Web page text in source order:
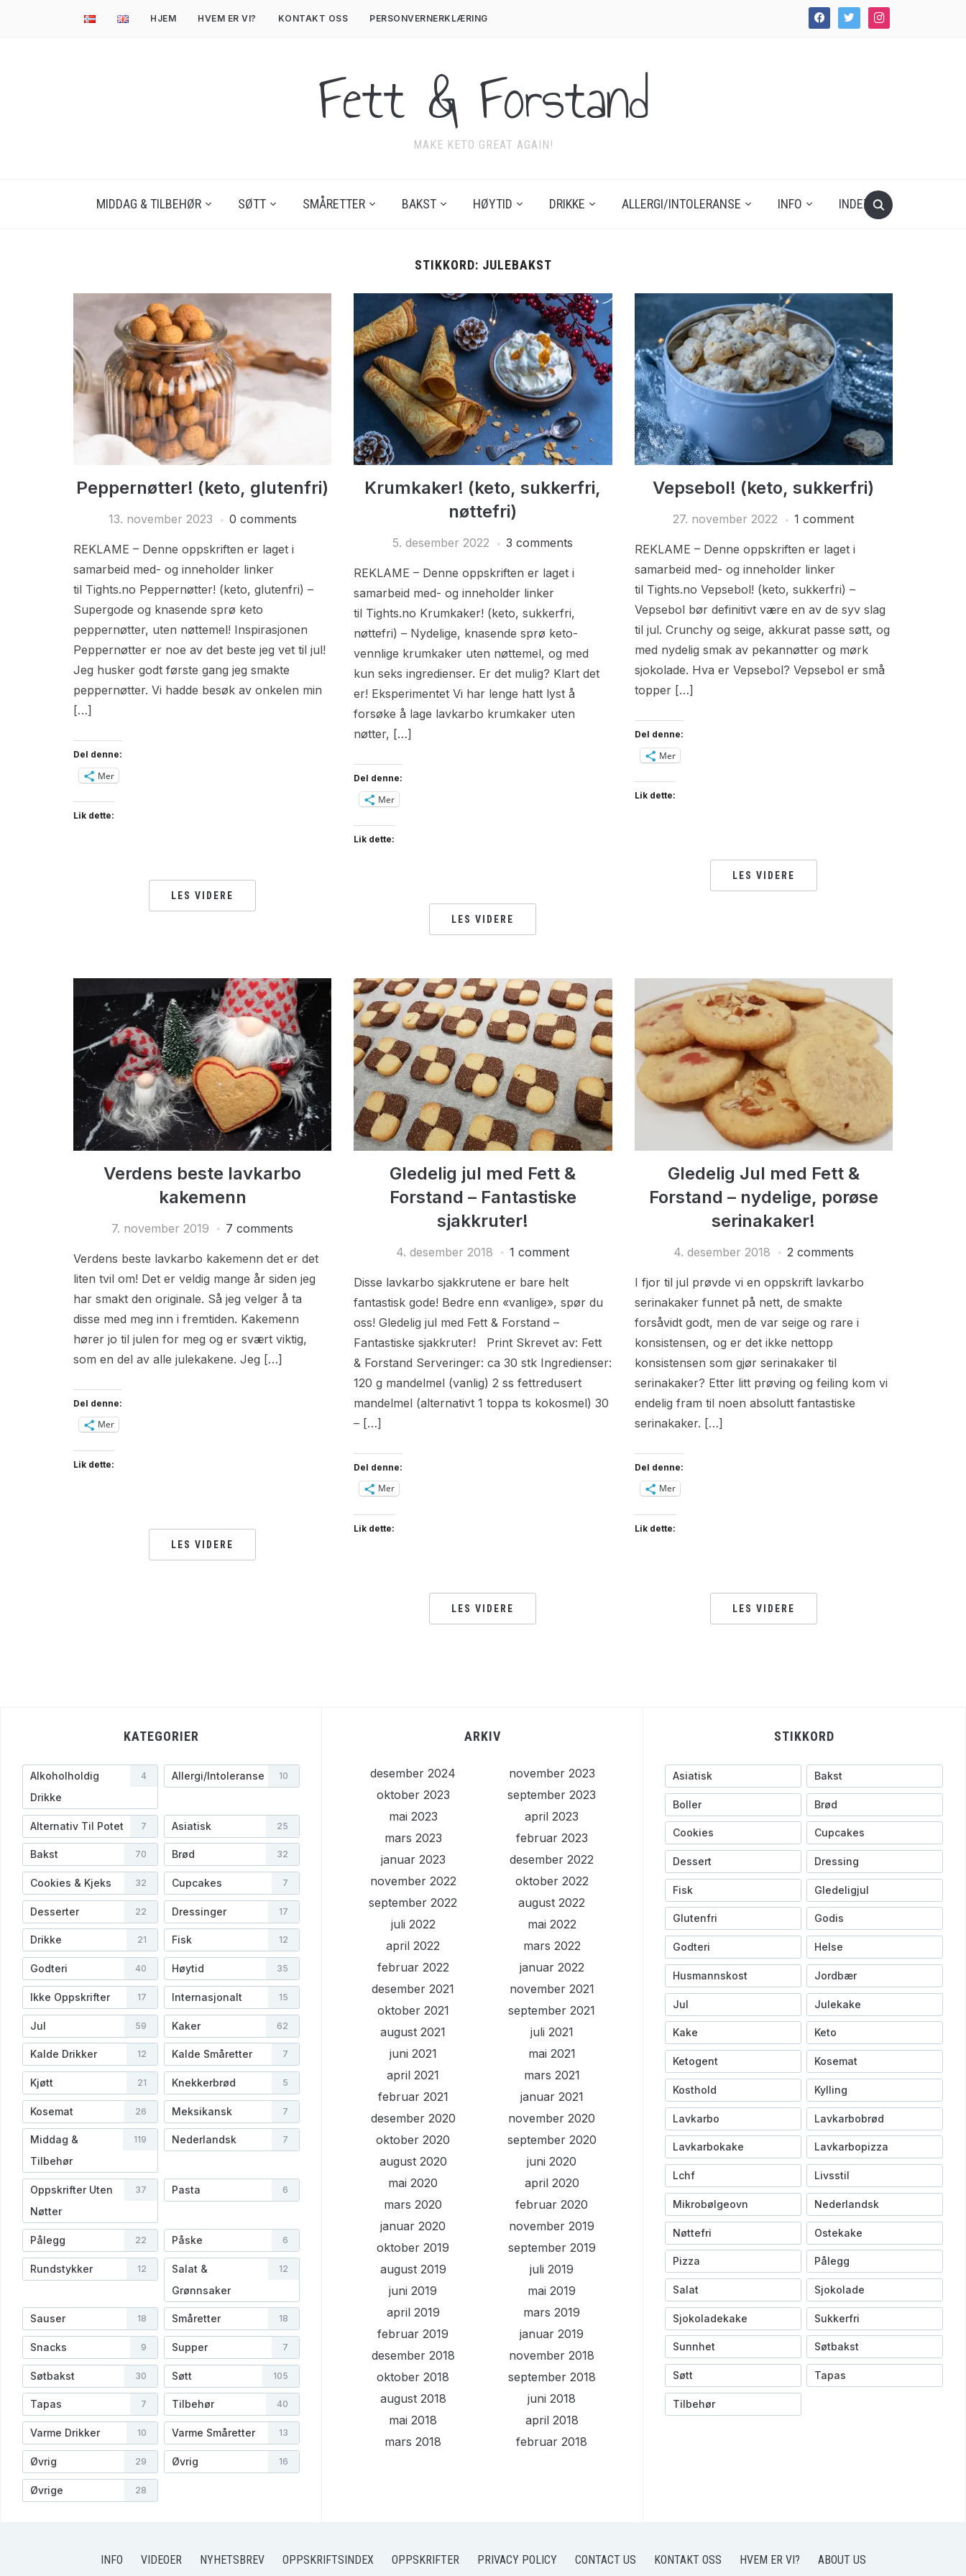
facebooktwitter instagram
HJEM HVEM ER VI? KONTAKT OSS PERSONVERNERKLÆRING
Fett & Forstand
MAKE KETO GREAT AGAIN!
MIDDAG & TILBEHØR SØTT SMÅRETTER BAKST HØYTID DRIKKE ALLERGI/INTOLERANSE INFO INDEX
STIKKORD: JULEBAKST
Peppernøtter! (keto, glutenfri)
13. november 2023 0 comments
REKLAME – Denne oppskriften er laget i
samarbeid med- og inneholder linker
til Tights.no Peppernøtter! (keto, glutenfri) –
Supergode og knasende sprø keto
peppernøtter, uten nøttemel! Inspirasjonen
Peppernøtter er noe av det beste jeg vet til jul!
Jeg husker godt første gang jeg smakte
peppernøtter. Vi hadde besøk av onkelen min
[…]
Del denne:
Mer
Lik dette:
LES VIDERE
Krumkaker! (keto, sukkerfri,
nøttefri)
5. desember 2022 3 comments
REKLAME – Denne oppskriften er laget i
samarbeid med- og inneholder linker
til Tights.no Krumkaker! (keto, sukkerfri,
nøttefri) – Nydelige, knasende sprø keto-
vennlige krumkaker uten nøttemel, og med
kun seks ingredienser. Er det mulig? Klart det
er! Eksperimentet Vi har lenge hatt lyst å
forsøke å lage lavkarbo krumkaker uten
nøtter, […]
Del denne:
Mer
Lik dette:
LES VIDERE
Vepsebol! (keto, sukkerfri)
27. november 2022 1 comment
REKLAME – Denne oppskriften er laget i
samarbeid med- og inneholder linker
til Tights.no Vepsebol! (keto, sukkerfri) –
Vepsebol bør definitivt være en av de syv slag
til jul. Crunchy og seige, akkurat passe søtt, og
med nydelig smak av pekannøtter og mørk
sjokolade. Hva er Vepsebol? Vepsebol er små
topper […]
Del denne:
Mer
Lik dette:
LES VIDERE
Verdens beste lavkarbo
kakemenn
7. november 2019 7 comments
Verdens beste lavkarbo kakemenn det er det
liten tvil om! Det er veldig mange år siden jeg
har smakt den originale. Så jeg velger å ta
disse med meg inn i fremtiden. Kakemenn
hører jo til julen for meg og er svært viktig,
som en del av alle julekakene. Jeg […]
Del denne:
Mer
Lik dette:
LES VIDERE
Gledelig jul med Fett &
Forstand – Fantastiske
sjakkruter!
4. desember 2018 1 comment
Disse lavkarbo sjakkrutene er bare helt
fantastisk gode! Bedre enn «vanlige», spør du
oss! Gledelig jul med Fett & Forstand –
Fantastiske sjakkruter! Print Skrevet av: Fett
& Forstand Serveringer: ca 30 stk Ingredienser:
120 g mandelmel (vanlig) 2 ss fettredusert
mandelmel (alternativt 1 toppa ts kokosmel) 30
– […]
Del denne:
Mer
Lik dette:
LES VIDERE
Gledelig Jul med Fett &
Forstand – nydelige, porøse
serinakaker!
4. desember 2018 2 comments
I fjor til jul prøvde vi en oppskrift lavkarbo
serinakaker funnet på nett, de smakte
forsåvidt godt, men de var seige og rare i
konsistensen, og er det ikke nettopp
konsistensen som gjør serinakaker til
serinakaker? Etter litt prøving og feiling kom vi
endelig fram til noen absolutt fantastiske
serinakaker. […]
Del denne:
Mer
Lik dette:
LES VIDERE
KATEGORIER
Alkoholholdig
Drikke
4 Allergi/Intoleranse 10
Alternativ Til Potet 7 Asiatisk 25
Bakst 70 Brød 32
Cookies & Kjeks 32 Cupcakes 7
Desserter 22 Dressinger 17
Drikke 21 Fisk 12
Godteri 40 Høytid 35
Ikke Oppskrifter 17 Internasjonalt 15
Jul 59 Kaker 62
Kalde Drikker 12 Kalde Småretter 7
Kjøtt 21 Knekkerbrød 5
Kosemat 26 Meksikansk 7
Middag &
Tilbehør
119 Nederlandsk 7
Oppskrifter Uten
Nøtter
37 Pasta 6
Pålegg 22 Påske 6
Rundstykker 12
Salat &
Grønnsaker
12
Sauser 18 Småretter 18
Snacks 9 Supper 7
Søtbakst 30 Søtt 105
Tapas 7 Tilbehør 40
Varme Drikker 10 Varme Småretter 13
Øvrig 29 Øvrig 16
Øvrige 28
ARKIV
desember 2024
november 2023
oktober 2023
september 2023
mai 2023
april 2023
mars 2023
februar 2023
januar 2023
desember 2022
november 2022
oktober 2022
september 2022
august 2022
juli 2022
mai 2022
april 2022
mars 2022
februar 2022
januar 2022
desember 2021
november 2021
oktober 2021
september 2021
august 2021
juli 2021
juni 2021
mai 2021
april 2021
mars 2021
februar 2021
januar 2021
desember 2020
november 2020
oktober 2020
september 2020
august 2020
juni 2020
mai 2020
april 2020
mars 2020
februar 2020
januar 2020
november 2019
oktober 2019
september 2019
august 2019
juli 2019
juni 2019
mai 2019
april 2019
mars 2019
februar 2019
januar 2019
desember 2018
november 2018
oktober 2018
september 2018
august 2018
juni 2018
mai 2018
april 2018
mars 2018
februar 2018
STIKKORD
Asiatisk Bakst
Boller Brød
Cookies Cupcakes
Dessert Dressing
Fisk Gledeligjul
Glutenfri Godis
Godteri Helse
Husmannskost Jordbær
Jul Julekake
Kake Keto
Ketogent Kosemat
Kosthold Kylling
Lavkarbo Lavkarbobrød
Lavkarbokake Lavkarbopizza
Lchf Livsstil
Mikrobølgeovn Nederlandsk
Nøttefri Ostekake
Pizza Pålegg
Salat Sjokolade
Sjokoladekake Sukkerfri
Sunnhet Søtbakst
Søtt Tapas
Tilbehør
INFO VIDEOER NYHETSBREV OPPSKRIFTSINDEX OPPSKRIFTER PRIVACY POLICY CONTACT US KONTAKT OSS HVEM ER VI? ABOUT US